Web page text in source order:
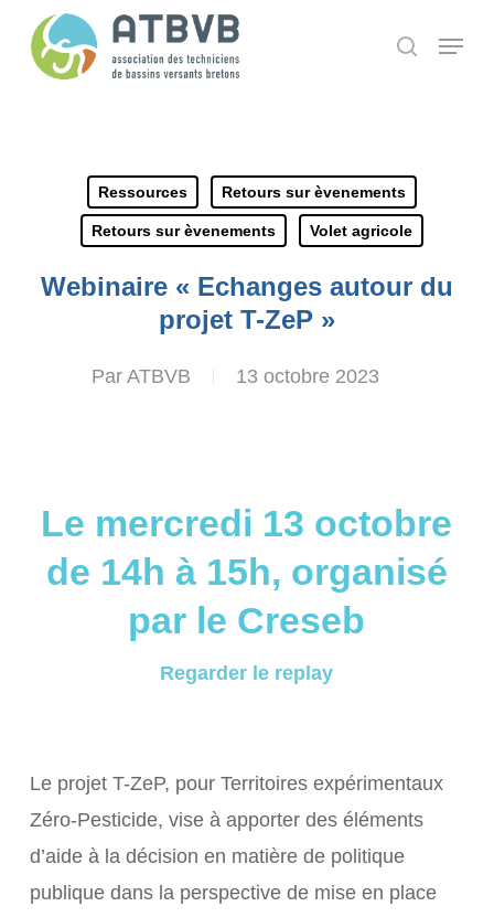
search
Menu
Ressources Retours sur èvenements
Retours sur èvenements Volet agricole
Webinaire « Echanges autour du
projet T-ZeP »
Par ATBVB 13 octobre 2023
Le mercredi 13 octobre
de 14h à 15h, organisé
par le Creseb
Regarder le replay
Le projet T-ZeP, pour Territoires expérimentaux
Zéro-Pesticide, vise à apporter des éléments
d’aide à la décision en matière de politique
publique dans la perspective de mise en place
Panneau de gestion des cookies